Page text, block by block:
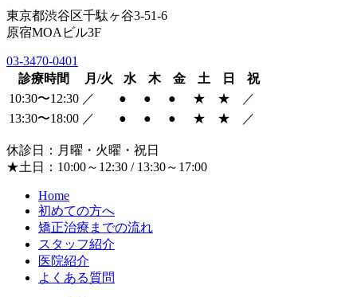
東京都渋谷区千駄ヶ谷3-51-6
原宿MOAビル3F
03-3470-0401
診療時間
月/火 水 木 金 土 日
祝
10:30〜12:30 ／ ● ● ● ★ ★
／
13:30〜18:00 ／ ● ● ● ★ ★ ／
休診日：月曜・火曜・祝日
★土日：10:00～12:30 / 13:30～17:00
Home
初めての方へ
矯正治療までの流れ
スタッフ紹介
医院紹介
よくある質問